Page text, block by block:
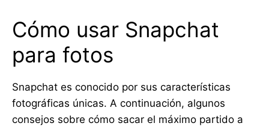
Cómo usar Snapchat
para fotos
Snapchat es conocido por sus características
fotográficas únicas. A continuación, algunos
consejos sobre cómo sacar el máximo partido a